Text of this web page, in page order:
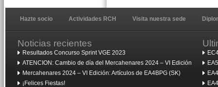
Hazte socio Actividades RCH Visita nuestra sede
Noticias recientes
Resultados Concurso Sprint VGE 2023
ATENCION: Cambio de día del Mercahenares 2024 – VI Edición
Mercahenares 2024 – VI Edición: Artículos de EA4BPG (SK)
¡Felices Fiestas!